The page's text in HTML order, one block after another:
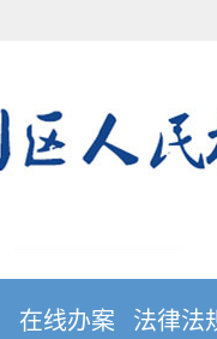
在线办案 法律法